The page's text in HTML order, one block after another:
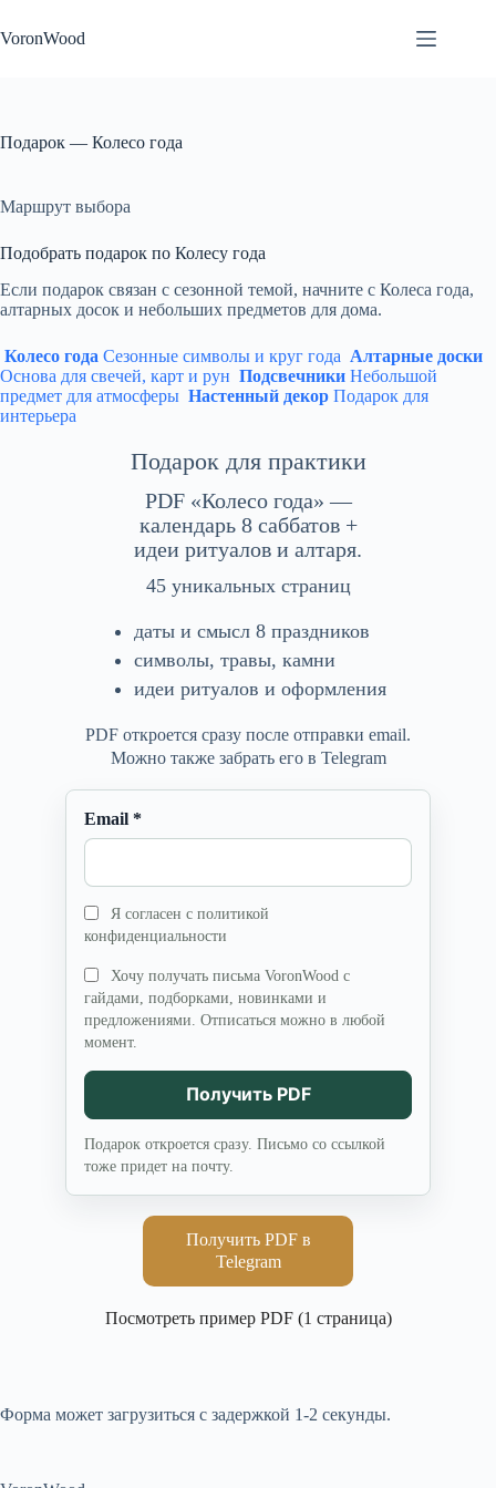
к
сути
VoronWood
Подарок — Колесо года
Маршрут выбора
Подобрать подарок по Колесу года
Если подарок связан с сезонной темой, начните с Колеса года,
алтарных досок и небольших предметов для дома.
Колесо года Сезонные символы и круг года Алтарные доски
Основа для свечей, карт и рун Подсвечники Небольшой
предмет для атмосферы Настенный декор Подарок для
интерьера
Подарок для практики
PDF «Колесо года» —
календарь 8 саббатов +
идеи ритуалов и алтаря.
45 уникальных страниц
даты и смысл 8 праздников
символы, травы, камни
идеи ритуалов и оформления
PDF откроется сразу после отправки email.
Можно также забрать его в Telegram
Email *
Я согласен с политикой
конфиденциальности
Хочу получать письма VoronWood с
гайдами, подборками, новинками и
предложениями. Отписаться можно в любой
момент.
Получить PDF
Подарок откроется сразу. Письмо со ссылкой
тоже придет на почту.
Получить PDF в
Telegram
Посмотреть пример PDF (1 страница)
Форма может загрузиться с задержкой 1-2 секунды.